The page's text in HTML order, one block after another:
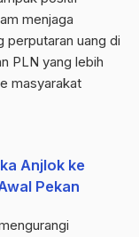
menjaga
perputaran uang di
PLN yang lebih
masyarakat
Anjlok ke
Pekan